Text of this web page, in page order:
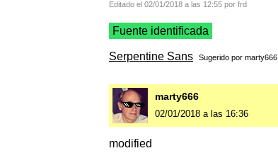
Editado el 02/01/2018 a las 12:55 por frd
Fuente identificada
Serpentine Sans Sugerido por marty666
marty666
02/01/2018 a las 16:36
modified